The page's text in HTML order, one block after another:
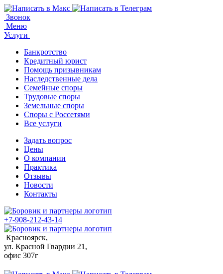
Звонок
Меню
Услуги
Банкротство
Кредитный юрист
Помощь призывникам
Наследственные дела
Семейные споры
Трудовые споры
Земельные споры
Споры с Россетями
Все услуги
Задать вопрос
Цены
О компании
Практика
Отзывы
Новости
Контакты
+7-908-212-43-14
Красноярск,
ул. Красной Гвардии 21,
офис 307г